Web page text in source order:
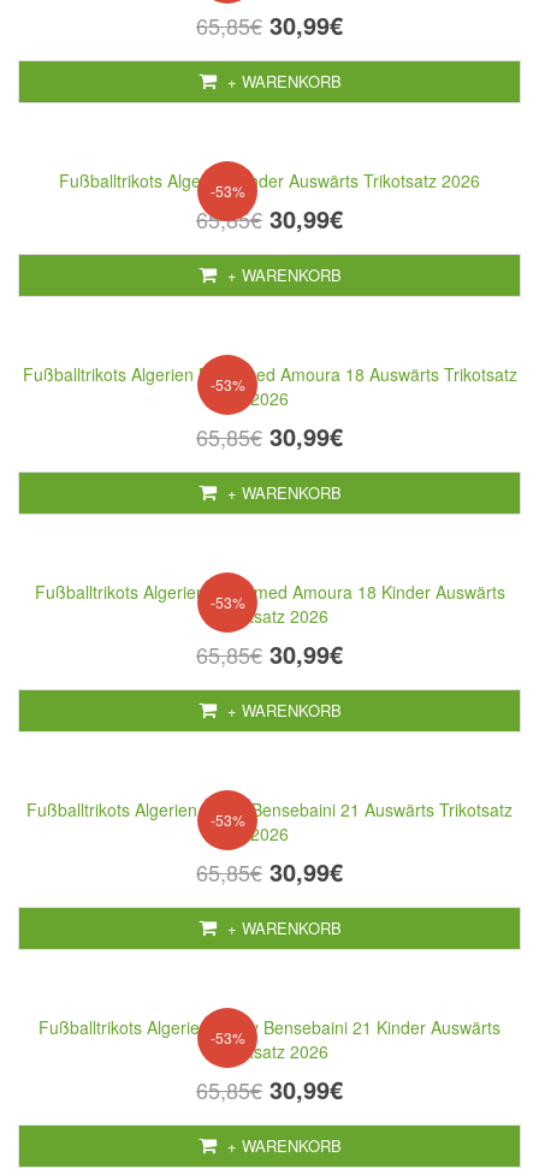
65,85€ 30,99€
+ WARENKORB
-53%
Fußballtrikots Algerien Kinder Auswärts Trikotsatz 2026
65,85€ 30,99€
+ WARENKORB
-53%
Fußballtrikots Algerien Mohamed Amoura 18 Auswärts Trikotsatz
2026
65,85€ 30,99€
+ WARENKORB
-53%
Fußballtrikots Algerien Mohamed Amoura 18 Kinder Auswärts
Trikotsatz 2026
65,85€ 30,99€
+ WARENKORB
-53%
Fußballtrikots Algerien Ramy Bensebaini 21 Auswärts Trikotsatz
2026
65,85€ 30,99€
+ WARENKORB
-53%
Fußballtrikots Algerien Ramy Bensebaini 21 Kinder Auswärts
Trikotsatz 2026
65,85€ 30,99€
+ WARENKORB